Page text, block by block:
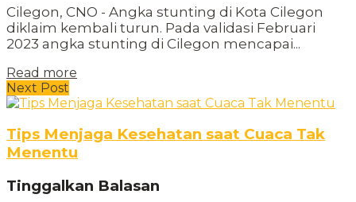
Cilegon, CNO - Angka stunting di Kota Cilegon
diklaim kembali turun. Pada validasi Februari
2023 angka stunting di Cilegon mencapai...
Read more
Next Post
Tips Menjaga Kesehatan saat Cuaca Tak
Menentu
Tinggalkan Balasan